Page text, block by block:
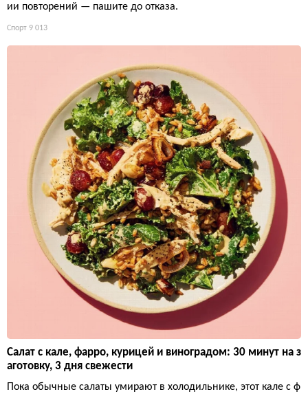
ии повторений — пашите до отказа.
Спорт 9 013
Салат с кале, фарро, курицей и виноградом: 30 минут на з
аготовку, 3 дня свежести
Пока обычные салаты умирают в холодильнике, этот кале с ф